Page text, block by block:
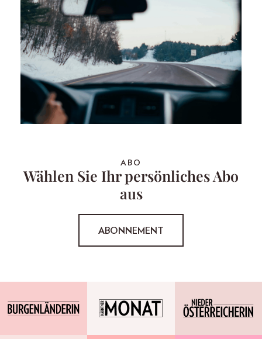
ABO
Wählen Sie Ihr persönliches Abo
aus
ABONNEMENT